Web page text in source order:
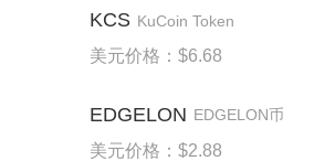
KCS KuCoin Token
美元价格：$6.68
EDGELON EDGELON币
美元价格：$2.88